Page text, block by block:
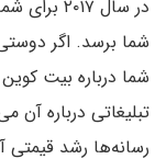
در سال
شما برسد. اگر
شما درباره بیت
تبلیغاتی درباره
رسانه‌ها رشد